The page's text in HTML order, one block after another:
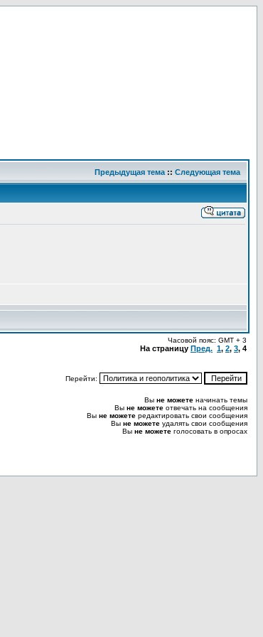
Предыдущая тема :: Следующая тема
Часовой пояс: GMT + 3
На страницу Пред. 1, 2, 3, 4
Перейти:
Вы не можете начинать темы
Вы не можете отвечать на сообщения
Вы не можете редактировать свои сообщения
Вы не можете удалять свои сообщения
Вы не можете голосовать в опросах